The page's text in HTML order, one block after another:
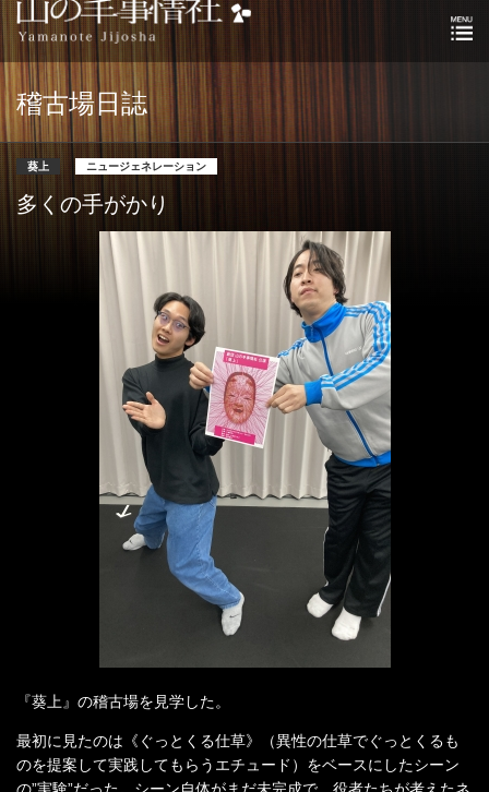
稽古場日誌
葵上 ニュージェネレーション
多くの手がかり
『葵上』の稽古場を見学した。
最初に見たのは《ぐっとくる仕草》（異性の仕草でぐっとくるも
のを提案して実践してもらうエチュード）をベースにしたシーン